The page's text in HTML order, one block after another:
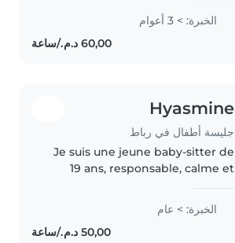
teenagers. I'm comfortable with
pets, cooking, chores, and
helping with homework. I can..
الخبرة: > 3 أعوام
Hyasmine
جليسة أطفال في رباط
Je suis une jeune baby-sitter de
19 ans, responsable, calme et
d'expérience avec les enfants de
tous âges, des bébés aux
écoliers. Je suis passionnée par
الخبرة: > عام